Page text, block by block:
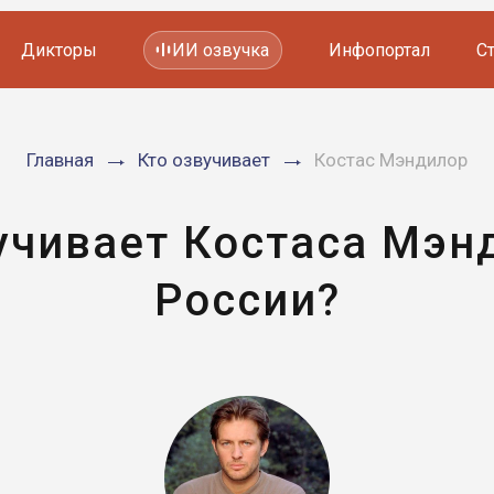
Мультфильмов
Дикторы ИИ озвучка Инфопортал
Главная Кто озвучивает Костас Мэндилор
Костаса
России?